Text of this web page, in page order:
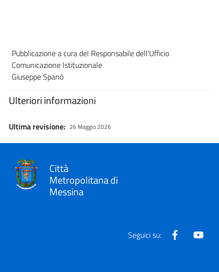
Pubblicazione a cura del Responsabile dell'Ufficio
Comunicazione Istituzionale
Giuseppe Spanò
Ulteriori informazioni
Ultima revisione: 26 Maggio 2026
Città
Metropolitana di
Messina
Seguici su: Facebook